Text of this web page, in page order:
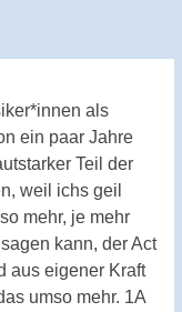
als
ein paar Jahre
Teil der
weil ichs geil
mehr, je mehr
kann, der Act
aus eigener Kraft
umso mehr. 1A